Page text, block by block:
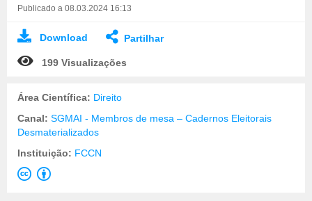
Publicado a 08.03.2024 16:13
Download Partilhar
199 Visualizações
Área Científica: Direito
Canal: SGMAI - Membros de mesa – Cadernos Eleitorais
Desmaterializados
Instituição: FCCN